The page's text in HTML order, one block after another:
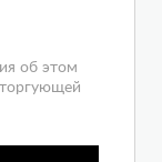
об этом